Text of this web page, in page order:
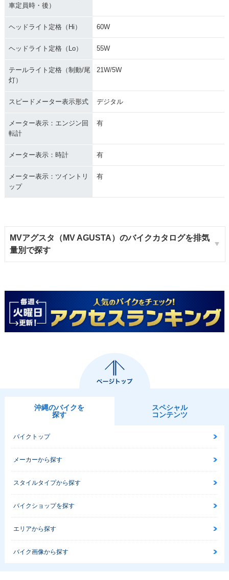
車定員時・後）
ヘッドライト定格（Hi） 60W
ヘッドライト定格（Lo） 55W
テールライト定格（制動/尾
灯）
21W/5W
スピードメーター表示形式 デジタル
メーター表示：エンジン回
転計
有
メーター表示：時計 有
メーター表示：ツイントリ
ップ
有
MVアグスタ（MV AGUSTA）のバイクカタログを排気
量別で探す
沖縄のバイクを
探す
スペシャル
コンテンツ
バイクトップ
メーカーから探す
スタイルタイプから探す
バイクショップを探す
エリアから探す
バイク画像から探す